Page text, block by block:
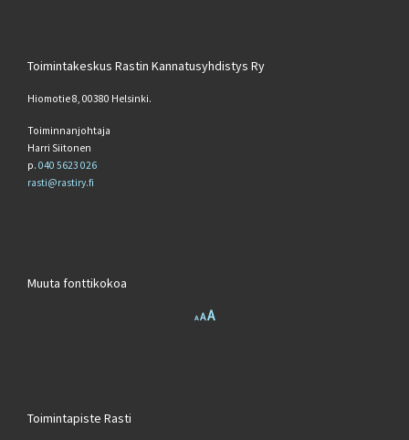
Toimintakeskus Rastin Kannatusyhdistys Ry
Hiomotie 8, 00380 Helsinki.
Toiminnanjohtaja
Harri Siitonen
p. 040 5623 026
rasti@rastiry.fi
Muuta fonttikokoa
ADecrease font size.
AReset font size.
AIncrease font size.
Toimintapiste Rasti